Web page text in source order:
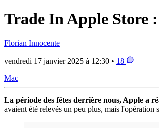
Trade In Apple Store
Florian Innocente
vendredi 17 janvier 2025 à 12:30 • 18
Mac
La période des fêtes derrière nous, Apple a
avaient été relevés un peu plus, mais l'opération